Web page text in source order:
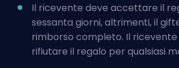
Il ricevente deve accettare il
sessanta giorni, altrimenti, il
rimborso completo. Il
rifiutare il regalo per qualsiasi